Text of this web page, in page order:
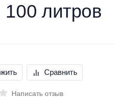
литров
Сравнить
Написать отзыв